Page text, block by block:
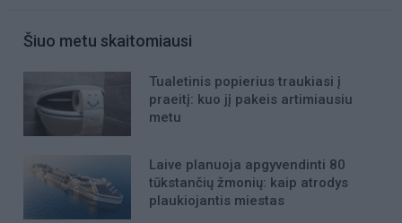
Šiuo metu skaitomiausi
Tualetinis popierius traukiasi į
praeitį: kuo jį pakeis artimiausiu
metu
Laive planuoja apgyvendinti 80
tūkstančių žmonių: kaip atrodys
plaukiojantis miestas